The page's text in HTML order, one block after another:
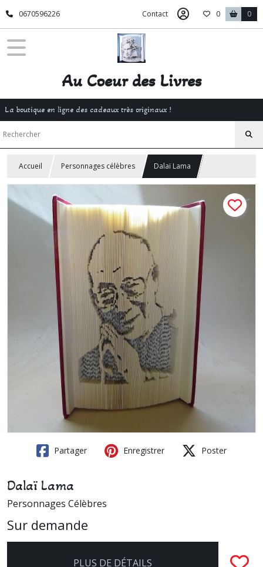
0670596226 Contact 0 0
Au Coeur des Livres
La boutique en ligne des cadeaux très originaux !
Accueil Personnages célèbres Dalaï Lama
Partager Enregistrer Poster
Dalaï Lama
Personnages Célèbres
Sur demande
PLUS DE DÉTAILS